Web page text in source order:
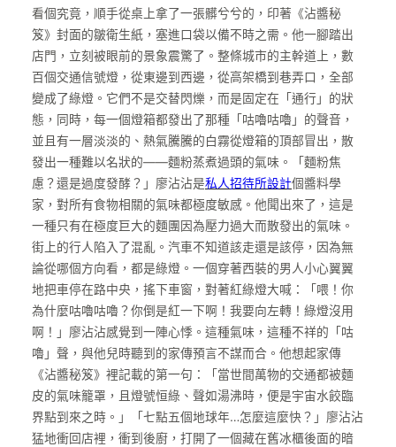
看個究竟，順手從桌上拿了一張髒兮兮的，印著《沾醬秘
笈》封面的皺衛生紙，塞進口袋以備不時之需。他一腳踏出
店門，立刻被眼前的景象震驚了。整條城市的主幹道上，數
百個交通信號燈，從東邊到西邊，從高架橋到巷弄口，全部
變成了綠燈。它們不是交替閃爍，而是固定在「通行」的狀
態，同時，每一個燈箱都發出了那種「咕嚕咕嚕」的聲音，
並且有一層淡淡的、熱氣騰騰的白霧從燈箱的頂部冒出，散
發出一種難以名狀的——麵粉蒸煮過頭的氣味。「麵粉焦
慮？還是過度發酵？」廖沾沾是私人招待所設計個醬料學
家，對所有食物相關的氣味都極度敏感。他聞出來了，這是
一種只有在極度巨大的麵團因為壓力過大而散發出的氣味。
街上的行人陷入了混亂。汽車不知道該走還是該停，因為無
論從哪個方向看，都是綠燈。一個穿著西裝的男人小心翼翼
地把車停在路中央，搖下車窗，對著紅綠燈大喊：「喂！你
為什麼咕嚕咕嚕？你倒是紅一下啊！我要向左轉！綠燈沒用
啊！」廖沾沾感覺到一陣心悸。這種氣味，這種不祥的「咕
嚕」聲，與他兒時聽到的家傳預言不謀而合。他想起家傳
《沾醬秘笈》裡記載的第一句：「當世間萬物的交通都被麵
皮的氣味籠罩，且燈號恒綠、聲如湯沸時，便是宇宙水餃臨
界點到來之時。」「七點五個地球年…怎麼這麼快？」廖沾沾
猛地衝回店裡，衝到後廚，打開了一個藏在舊冰櫃後面的暗